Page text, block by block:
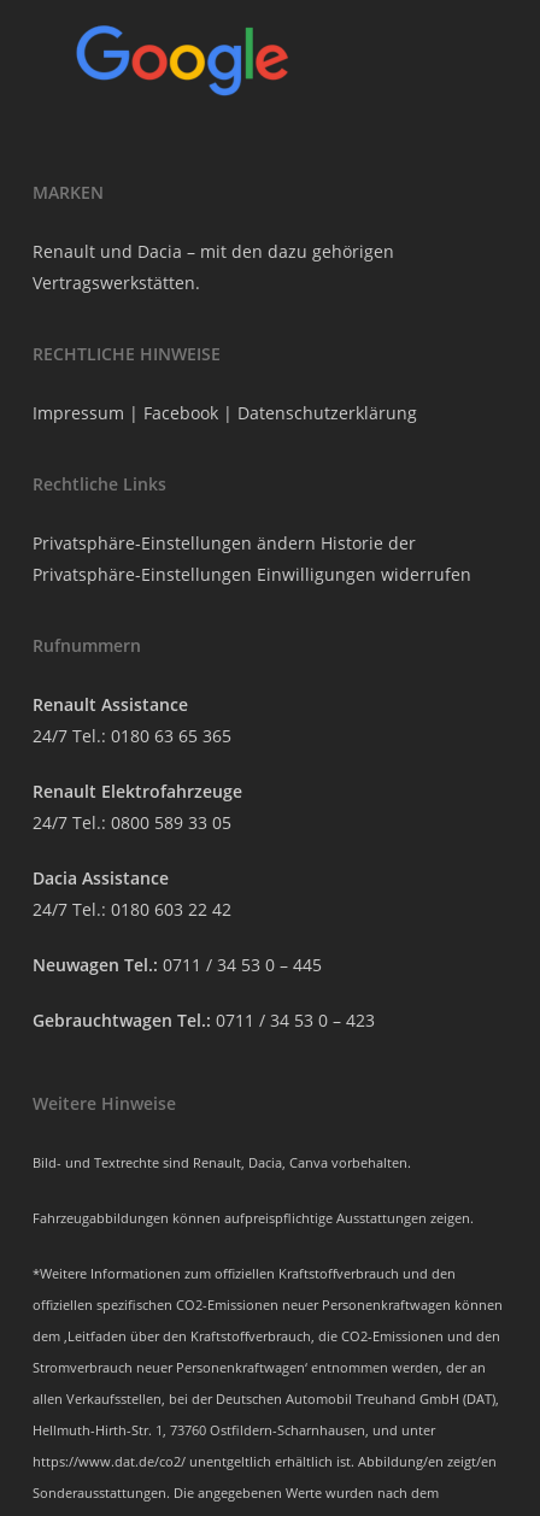
MARKEN
Renault und Dacia – mit den dazu gehörigen
Vertragswerkstätten.
RECHTLICHE HINWEISE
Impressum | Facebook| Datenschutzerklärung
Rechtliche Links
Privatsphäre-Einstellungen ändern Historie der
Privatsphäre-Einstellungen Einwilligungen widerrufen
Rufnummern
Renault Assistance
24/7 Tel.: 0180 63 65 365
Renault Elektrofahrzeuge
24/7 Tel.: 0800 589 33 05
Dacia Assistance
24/7 Tel.: 0180 603 22 42
Neuwagen Tel.: 0711 / 34 53 0 – 445
Gebrauchtwagen Tel.: 0711 / 34 53 0 – 423
Weitere Hinweise
Bild- und Textrechte sind Renault, Dacia, Canva vorbehalten.
Fahrzeugabbildungen können aufpreispflichtige Ausstattungen zeigen.
*Weitere Informationen zum offiziellen Kraftstoffverbrauch und den
offiziellen spezifischen CO2-Emissionen neuer Personenkraftwagen können
dem ‚Leitfaden über den Kraftstoffverbrauch, die CO2-Emissionen und den
Stromverbrauch neuer Personenkraftwagen‘ entnommen werden, der an
allen Verkaufsstellen, bei der Deutschen Automobil Treuhand GmbH (DAT),
Hellmuth-Hirth-Str. 1, 73760 Ostfildern-Scharnhausen, und unter
https://www.dat.de/co2/ unentgeltlich erhältlich ist. Abbildung/en zeigt/en
Sonderausstattungen. Die angegebenen Werte wurden nach dem